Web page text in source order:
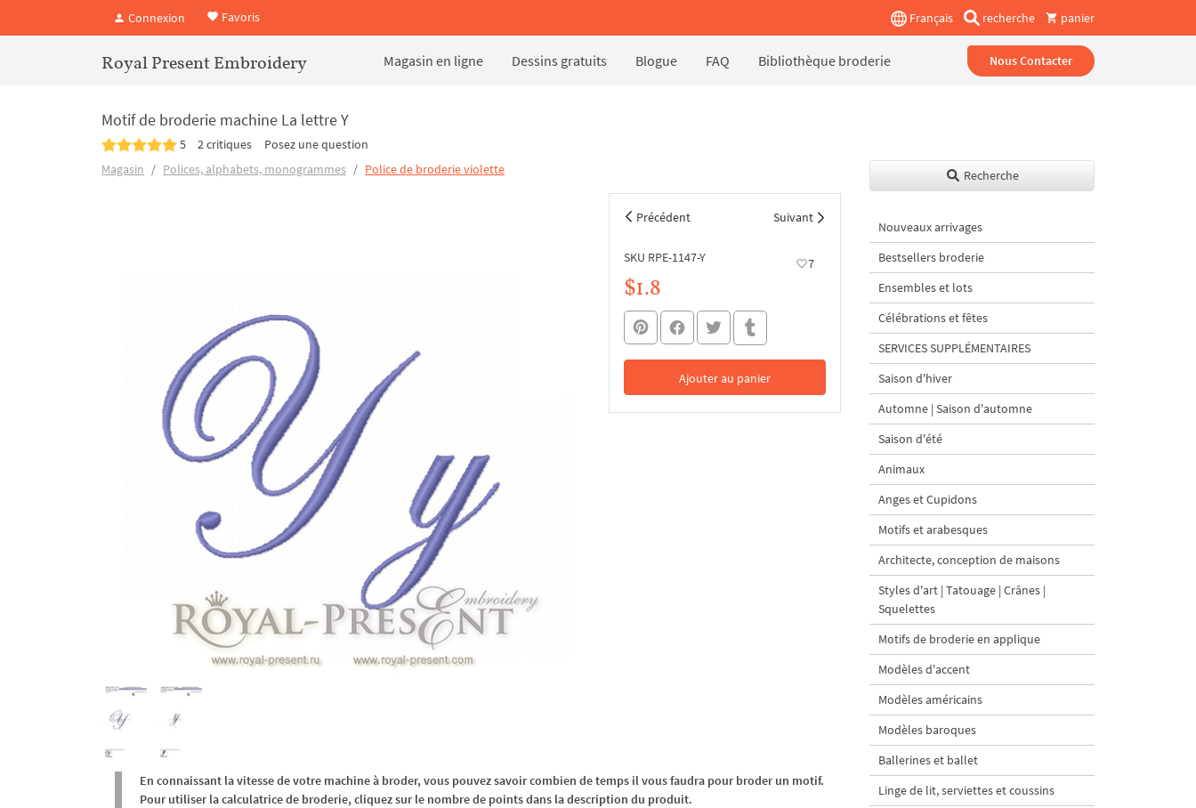
Connexion Favoris Français recherche panier
Royal Present Embroidery Magasin en ligne Dessins gratuits Blogue FAQ Bibliothèque broderie Nous Contacter
Motif de broderie machine La lettre Y
5 2 critiques
Posez une question
Magasin
Polices, alphabets, monogrammes Police de broderie violette
Précédent Suivant
SKU RPE-1147-Y 7
$1.8
Ajouter au panier
Dans le panier
En connaissant la vitesse de votre machine à broder, vous pouvez savoir combien de temps il vous faudra pour broder un motif.
Pour utiliser la calculatrice de broderie, cliquez sur le nombre de points dans la description du produit.
Recherche
Nouveaux arrivages
Bestsellers broderie
Ensembles et lots
Célébrations et fêtes
SERVICES SUPPLÉMENTAIRES
Saison d'hiver
Automne | Saison d'automne
Saison d'été
Animaux
Anges et Cupidons
Motifs et arabesques
Architecte, conception de maisons
Styles d'art | Tatouage | Crânes |
Squelettes
Motifs de broderie en applique
Modèles d'accent
Modèles américains
Modèles baroques
Ballerines et ballet
Linge de lit, serviettes et coussins